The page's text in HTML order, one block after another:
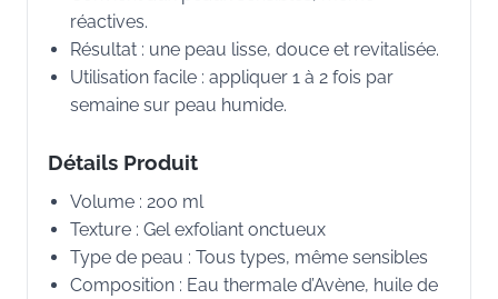
réactives.
Résultat : une peau lisse, douce et revitalisée.
Utilisation facile : appliquer 1 à 2 fois par
semaine sur peau humide.
Détails Produit
Volume : 200 ml
Texture : Gel exfoliant onctueux
Type de peau : Tous types, même sensibles
Composition : Eau thermale d’Avène, huile de